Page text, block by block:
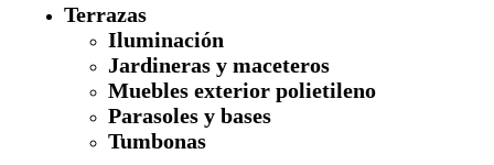
Terrazas
Iluminación
Jardineras y maceteros
Muebles exterior polietileno
Parasoles y bases
Tumbonas